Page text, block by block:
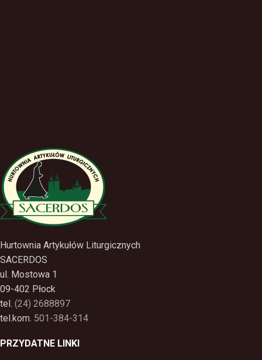
Hurtownia Artykułów Liturgicznych
SACERDOS
ul. Mostowa 1
09-402 Płock
tel. (24) 2688897
tel.kom. 501-384-314
PRZYDATNE LINKI